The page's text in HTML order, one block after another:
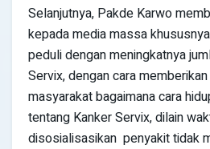
Selanjutnya, Pakde Karwo
kepada media massa
peduli dengan meningkatnya
Servix, dengan cara
masyarakat bagaimana cara
tentang Kanker Servix, dilain
disosialisasikan penyakit tidak